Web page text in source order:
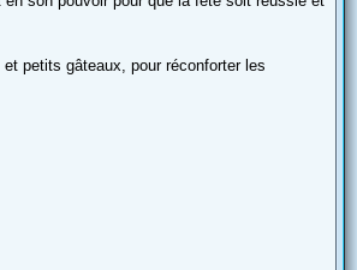
petits gâteaux, pour réconforter les